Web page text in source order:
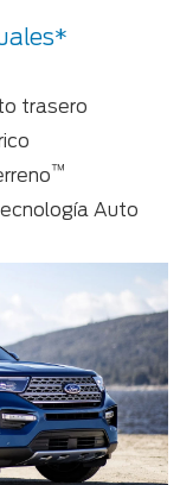
trasero
™
Auto